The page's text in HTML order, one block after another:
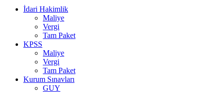
İdari Hakimlik
Maliye
Vergi
Tam Paket
KPSS
Maliye
Vergi
Tam Paket
Kurum Sınavları
GUY